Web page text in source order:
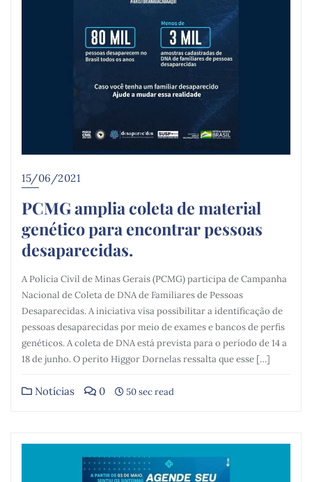
15/06/2021
PCMG amplia coleta de material
genético para encontrar pessoas
desaparecidas.
A Polícia Civil de Minas Gerais (PCMG) participa de Campanha
Nacional de Coleta de DNA de Familiares de Pessoas
Desaparecidas. A iniciativa visa possibilitar a identificação de
pessoas desaparecidas por meio de exames e bancos de perfis
genéticos. A coleta de DNA está prevista para o período de 14 a
18 de junho. O perito Higgor Dornelas ressalta que esse […]
Notícias 0 50 sec read